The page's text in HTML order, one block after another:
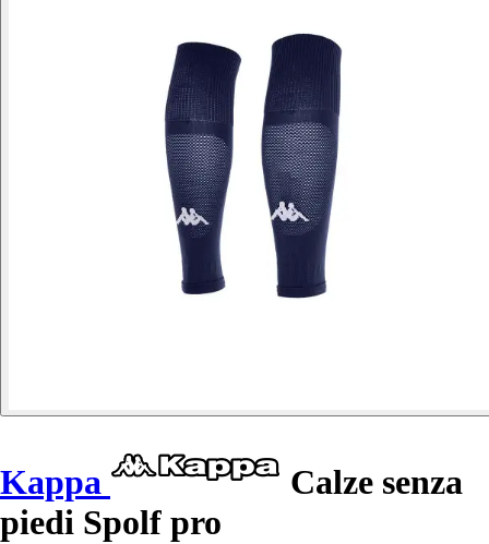
Kappa
Calze senza
piedi Spolf pro